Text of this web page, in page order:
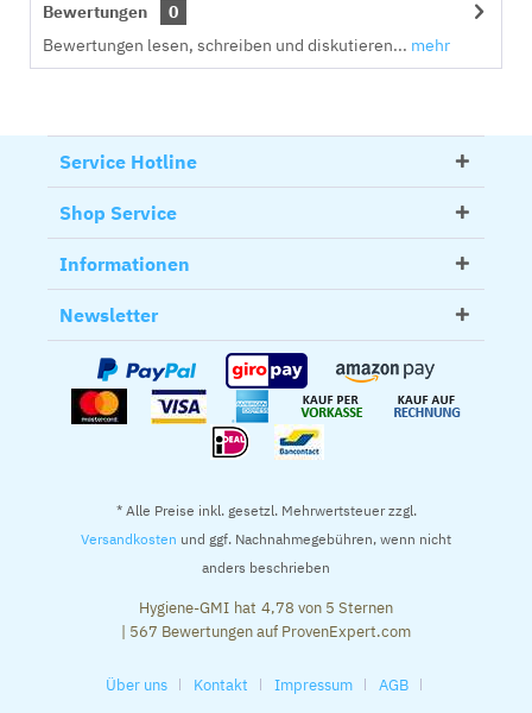
Bewertungen
0
Bewertungen lesen, schreiben und diskutieren... mehr
Service Hotline
Shop Service
Informationen
Newsletter
* Alle Preise inkl. gesetzl. Mehrwertsteuer zzgl.
Versandkosten und ggf. Nachnahmegebühren, wenn nicht
anders beschrieben
Hygiene-GMI hat 4,78 von 5 Sternen
| 567 Bewertungen auf ProvenExpert.com
Über uns Kontakt Impressum AGB